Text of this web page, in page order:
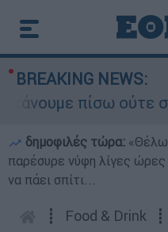
BREAKING NEWS:
πίσω ούτε στον
δημοφιλές τώρα: «Θέλω
παρέσυρε νύφη λίγες
να πάει σπίτι...
┋ Food & Drink ┋